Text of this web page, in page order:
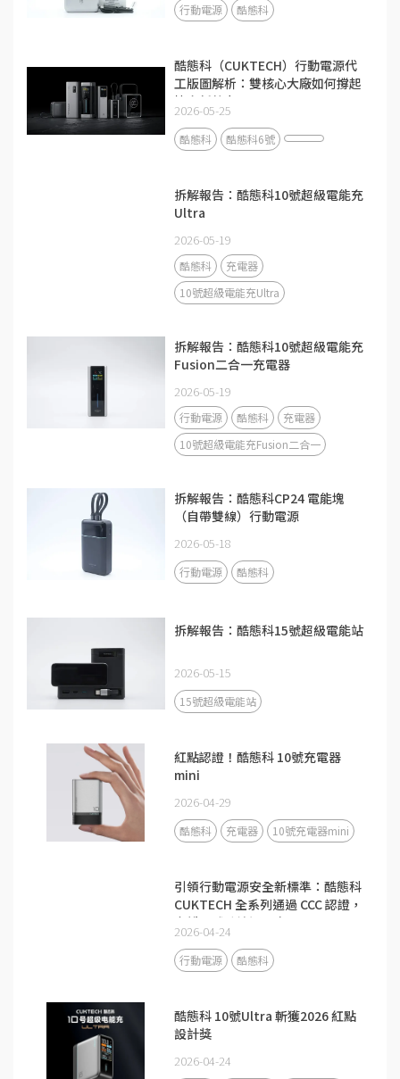
行動電源 酷態科
酷態科（CUKTECH）行動電源代
工版圖解析：雙核心大廠如何撐起
快充新勢力？
2026-05-25
酷態科 酷態科6號
拆解報告：酷態科10號超級電能充
Ultra
2026-05-19
酷態科
充電器
10號超級電能充Ultra
拆解報告：酷態科10號超級電能充
Fusion二合一充電器
2026-05-19
行動電源 酷態科
充電器
10號超級電能充Fusion二合一
拆解報告：酷態科CP24 電能塊
（自帶雙線）行動電源
2026-05-18
行動電源 酷態科
拆解報告：酷態科15號超級電能站
2026-05-15
15號超級電能站
紅點認證！酷態科 10號充電器
mini
2026-04-29
酷態科 充電器 10號充電器mini
引領行動電源安全新標準：酷態科
CUKTECH 全系列通過 CCC 認證，
守護全球跨境通關安全
2026-04-24
行動電源 酷態科
酷態科 10號Ultra 斬獲2026 紅點
設計獎
2026-04-24